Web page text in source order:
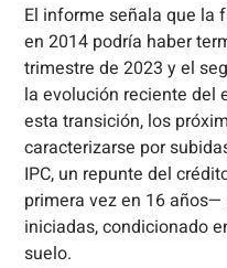
El informe señala que la
en 2014 podría haber
trimestre de 2023 y el
la evolución reciente del
esta transición, los
caracterizarse por
IPC, un repunte del
primera vez en 16
iniciadas, condicionado
suelo.